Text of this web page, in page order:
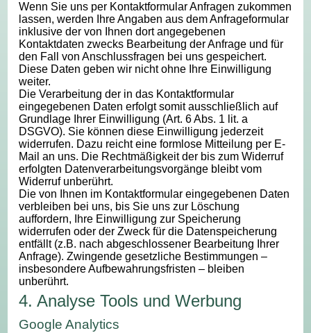
Wenn Sie uns per Kontaktformular Anfragen zukommen
lassen, werden Ihre Angaben aus dem Anfrageformular
inklusive der von Ihnen dort angegebenen
Kontaktdaten zwecks Bearbeitung der Anfrage und für
den Fall von Anschlussfragen bei uns gespeichert.
Diese Daten geben wir nicht ohne Ihre Einwilligung
weiter.
Die Verarbeitung der in das Kontaktformular
eingegebenen Daten erfolgt somit ausschließlich auf
Grundlage Ihrer Einwilligung (Art. 6 Abs. 1 lit. a
DSGVO). Sie können diese Einwilligung jederzeit
widerrufen. Dazu reicht eine formlose Mitteilung per E-
Mail an uns. Die Rechtmäßigkeit der bis zum Widerruf
erfolgten Datenverarbeitungsvorgänge bleibt vom
Widerruf unberührt.
Die von Ihnen im Kontaktformular eingegebenen Daten
verbleiben bei uns, bis Sie uns zur Löschung
auffordern, Ihre Einwilligung zur Speicherung
widerrufen oder der Zweck für die Datenspeicherung
entfällt (z.B. nach abgeschlossener Bearbeitung Ihrer
Anfrage). Zwingende gesetzliche Bestimmungen –
insbesondere Aufbewahrungsfristen – bleiben
unberührt.
4. Analyse Tools und Werbung
Google Analytics